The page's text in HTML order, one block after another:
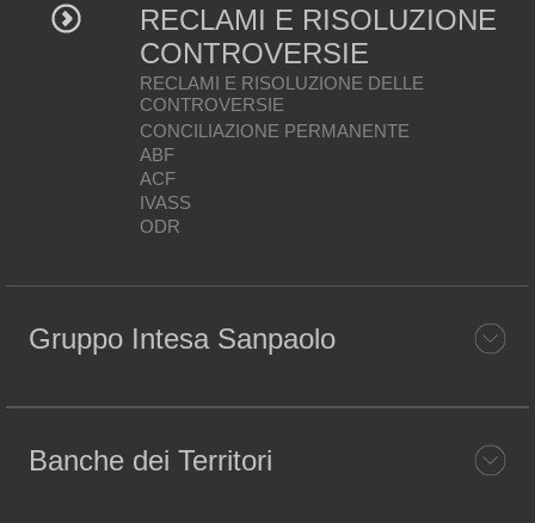
RECLAMI E RISOLUZIONE
CONTROVERSIE
RECLAMI E RISOLUZIONE DELLE
CONTROVERSIE
CONCILIAZIONE PERMANENTE
ABF
ACF
IVASS
ODR
Gruppo Intesa Sanpaolo
Banche dei Territori